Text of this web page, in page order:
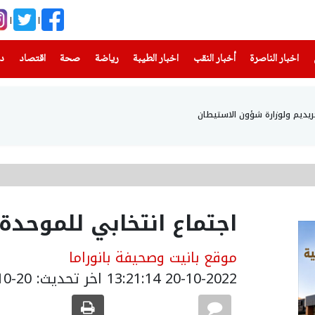
اخبار الناصرة
(current) أخبار النقب اخبار الطيبة(current) رياضة
(current) صحة(current) اقتصاد
ولوزارة شؤون الاستيطان
اجتماع انتخابي
موقع بانيت وصحيفة بانوراما
20-10-2022 13:21:14 اخر تحديث: 20-10-2022 16:36:07